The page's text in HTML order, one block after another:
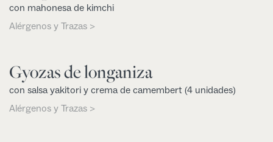
con mahonesa de kimchi
Alérgenos y Trazas >
Gyozas de longaniza
con salsa yakitori y crema de camembert (4 unidades)
Alérgenos y Trazas >